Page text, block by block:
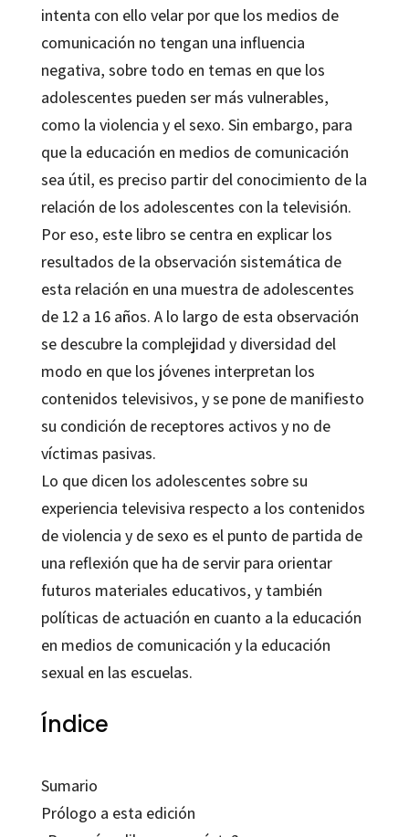
intenta con ello velar por que los medios de
comunicación no tengan una influencia
negativa, sobre todo en temas en que los
adolescentes pueden ser más vulnerables,
como la violencia y el sexo. Sin embargo, para
que la educación en medios de comunicación
sea útil, es preciso partir del conocimiento de la
relación de los adolescentes con la televisión.
Por eso, este libro se centra en explicar los
resultados de la observación sistemática de
esta relación en una muestra de adolescentes
de 12 a 16 años. A lo largo de esta observación
se descubre la complejidad y diversidad del
modo en que los jóvenes interpretan los
contenidos televisivos, y se pone de manifiesto
su condición de receptores activos y no de
víctimas pasivas.
Lo que dicen los adolescentes sobre su
experiencia televisiva respecto a los contenidos
de violencia y de sexo es el punto de partida de
una reflexión que ha de servir para orientar
futuros materiales educativos, y también
políticas de actuación en cuanto a la educación
en medios de comunicación y la educación
sexual en las escuelas.
Índice
Sumario
Prólogo a esta edición